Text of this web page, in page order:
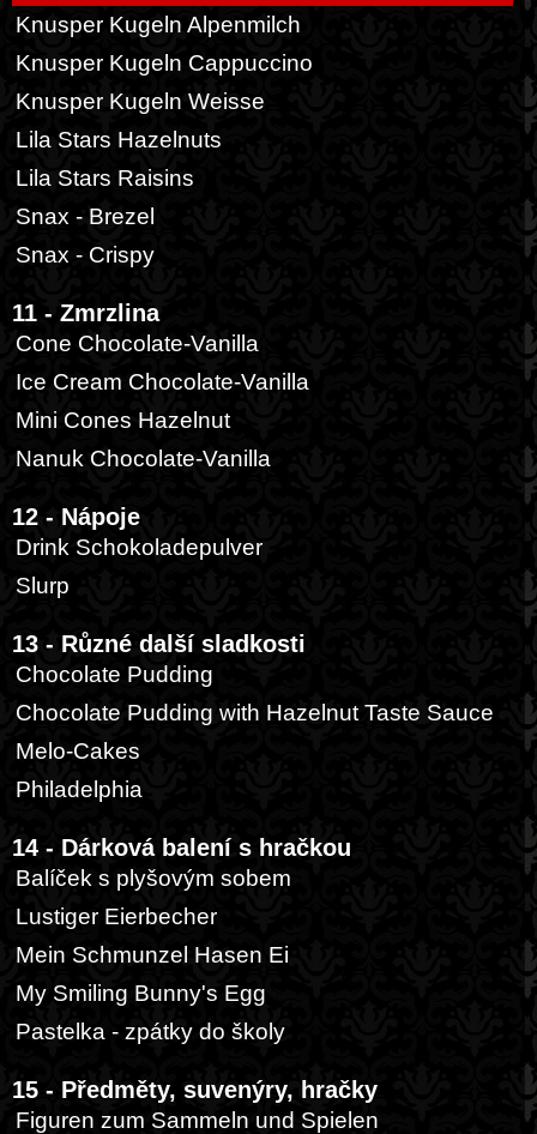
Knusper Kugeln Alpenmilch
Knusper Kugeln Cappuccino
Knusper Kugeln Weisse
Lila Stars Hazelnuts
Lila Stars Raisins
Snax - Brezel
Snax - Crispy
11 - Zmrzlina
Cone Chocolate-Vanilla
Ice Cream Chocolate-Vanilla
Mini Cones Hazelnut
Nanuk Chocolate-Vanilla
12 - Nápoje
Drink Schokoladepulver
Slurp
13 - Různé další sladkosti
Chocolate Pudding
Chocolate Pudding with Hazelnut Taste Sauce
Melo-Cakes
Philadelphia
14 - Dárková balení s hračkou
Balíček s plyšovým sobem
Lustiger Eierbecher
Mein Schmunzel Hasen Ei
My Smiling Bunny's Egg
Pastelka - zpátky do školy
15 - Předměty, suvenýry, hračky
Figuren zum Sammeln und Spielen